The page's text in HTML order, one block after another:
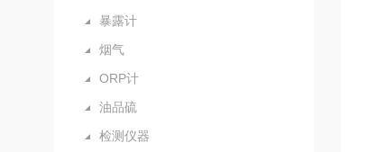
暴露计
烟气
ORP计
油品硫
检测仪器